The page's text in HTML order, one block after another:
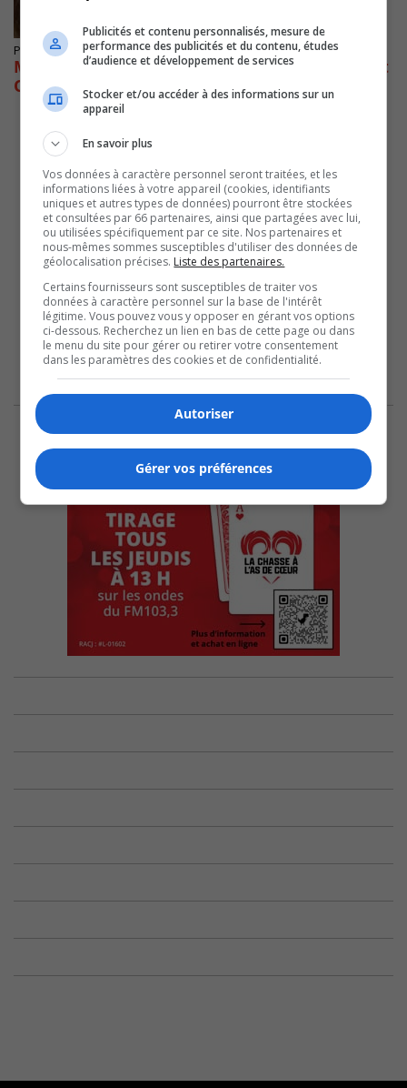
Publié le 14 mai 2021 à 12h00
Martine Ouellet crée le parti politique Climat
Québec
Publicités et contenu personnalisés, mesure de
performance des publicités et du contenu, études
d’audience et développement de services
Stocker et/ou accéder à des informations sur un
appareil
En savoir plus
Vos données à caractère personnel seront traitées, et les
informations liées à votre appareil (cookies, identifiants
uniques et autres types de données) pourront être stockées
et consultées par 66 partenaires, ainsi que partagées avec lui,
ou utilisées spécifiquement par ce site. Nos partenaires et
nous-mêmes sommes susceptibles d'utiliser des données de
géolocalisation précises. Liste des partenaires.
Certains fournisseurs sont susceptibles de traiter vos
données à caractère personnel sur la base de l'intérêt
légitime. Vous pouvez vous y opposer en gérant vos options
ci-dessous. Recherchez un lien en bas de cette page ou dans
le menu du site pour gérer ou retirer votre consentement
dans les paramètres des cookies et de confidentialité.
Autoriser
Gérer vos préférences